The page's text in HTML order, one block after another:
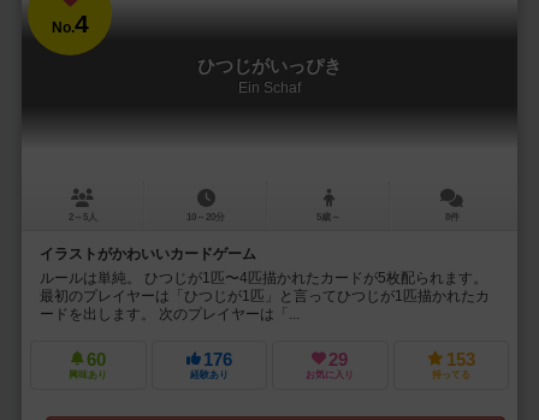
No.4
ひつじがいっぴき
Ein Schaf
2～5人 10～20分 5歳～ 8件
イラストがかわいいカードゲーム
ルールは単純。 ひつじが1匹〜4匹描かれたカードが5枚配られます。
最初のプレイヤーは「ひつじが1匹」と言ってひつじが1匹描かれたカ
ードを出します。 次のプレイヤーは「...
60
興味あり
176
経験あり
29
お気に入り
153
持ってる